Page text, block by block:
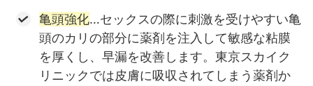
亀頭強化…セックスの際に刺激を受けやすい亀
頭のカリの部分に薬剤を注入して敏感な粘膜
を厚くし、早漏を改善します。東京スカイク
リニックでは皮膚に吸収されてしまう薬剤か